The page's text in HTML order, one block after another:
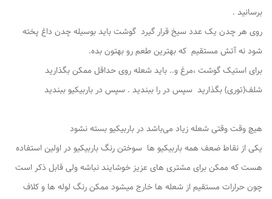
برسانید .
روی هر چدن یک عدد سیخ قرار گیرد گوشت باید بوسیله چدن داغ پخته
شود نه آتش مستقیم که بهترین طعم رو بهتون بده.
برای استیک گوشت ،مرغ و.. باید شعله روی حداقل ممکن بگذارید
شلف(توری) بگذارید سپس در را ببندید . سپس در باربیکیو ببندید
هیچ وقت وقتی شعله زیاد می‌باشد در باربیکیو بسته نشود
یکی از نقاط ضعف همه باربیکیو ها سوختن رنگ باربیکیو در اولین استفاده
هست که ممکن برای مشتری های عزیز خوشایند نباشه ولی قابل ذکر است
چون حرارات مستقیم از شعله ها خارج میشود ممکن رنگ لوله ها و کلاف